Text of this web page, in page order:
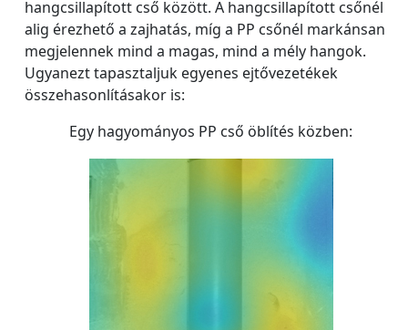
hangcsillapított cső között. A hangcsillapított csőnél
alig érezhető a zajhatás, míg a PP csőnél markánsan
megjelennek mind a magas, mind a mély hangok.
Ugyanezt tapasztaljuk egyenes ejtővezetékek
összehasonlításakor is:
Egy hagyományos PP cső öblítés közben: